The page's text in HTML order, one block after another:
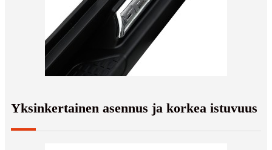
Yksinkertainen asennus ja korkea istuvuus